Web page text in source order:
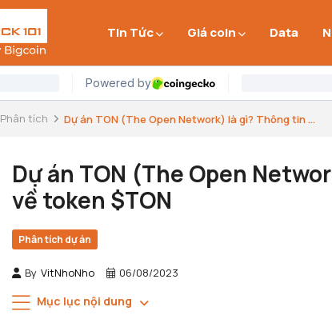
Tin Tức Giá coin Data
Phân tích Dự án TON (The Open Network) là gì? Thông tin ...
Dự án TON (The Open
về token $TON
Phân tích dự án
By VitNhoNho 06/08/2023
Mục lục nội dung